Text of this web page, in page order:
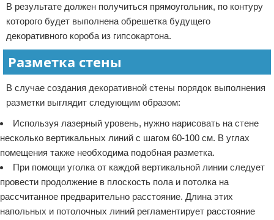
В результате должен получиться прямоугольник, по контуру
которого будет выполнена обрешетка будущего
декоративного короба из гипсокартона.
Разметка стены
В случае создания декоративной стены порядок выполнения
разметки выглядит следующим образом:
Используя лазерный уровень, нужно нарисовать на стене
несколько вертикальных линий с шагом 60-100 см. В углах
помещения также необходима подобная разметка.
При помощи уголка от каждой вертикальной линии следует
провести продолжение в плоскость пола и потолка на
рассчитанное предварительно расстояние. Длина этих
напольных и потолочных линий регламентирует расстояние